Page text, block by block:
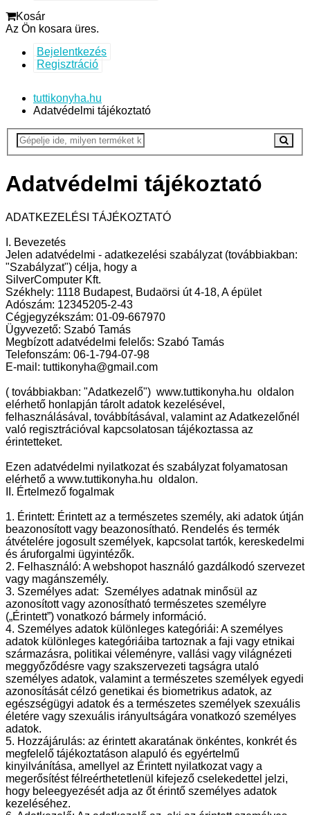
Kosár
Az Ön kosara üres.
Bejelentkezés
Regisztráció
tuttikonyha.hu
Adatvédelmi tájékoztató
Adatvédelmi tájékoztató
ADATKEZELÉSI TÁJÉKOZTATÓ
I. Bevezetés
Jelen adatvédelmi - adatkezelési szabályzat (továbbiakban:
"Szabályzat") célja, hogy a
SilverComputer Kft.
Székhely: 1118 Budapest, Budaörsi út 4-18, A épület
Adószám: 12345205-2-43
Cégjegyzékszám: 01-09-667970
Ügyvezető: Szabó Tamás
Megbízott adatvédelmi felelős: Szabó Tamás
Telefonszám: 06-1-794-07-98
E-mail: tuttikonyha@gmail.com
( továbbiakban: "Adatkezelő") www.tuttikonyha.hu oldalon
elérhető honlapján tárolt adatok kezelésével,
felhasználásával, továbbításával, valamint az Adatkezelőnél
való regisztrációval kapcsolatosan tájékoztassa az
érintetteket.
Ezen adatvédelmi nyilatkozat és szabályzat folyamatosan
elérhető a www.tuttikonyha.hu oldalon.
II. Értelmező fogalmak
1. Érintett: Érintett az a természetes személy, aki adatok útján
beazonosított vagy beazonosítható. Rendelés és termék
átvételére jogosult személyek, kapcsolat tartók, kereskedelmi
és áruforgalmi ügyintézők.
2. Felhasználó: A webshopot használó gazdálkodó szervezet
vagy magánszemély.
3. Személyes adat: Személyes adatnak minősül az
azonosított vagy azonosítható természetes személyre
(„Érintett”) vonatkozó bármely információ.
4. Személyes adatok különleges kategóriái: A személyes
adatok különleges kategóriáiba tartoznak a faji vagy etnikai
származásra, politikai véleményre, vallási vagy világnézeti
meggyőződésre vagy szakszervezeti tagságra utaló
személyes adatok, valamint a természetes személyek egyedi
azonosítását célzó genetikai és biometrikus adatok, az
egészségügyi adatok és a természetes személyek szexuális
életére vagy szexuális irányultságára vonatkozó személyes
adatok.
5. Hozzájárulás: az érintett akaratának önkéntes, konkrét és
megfelelő tájékoztatáson alapuló és egyértelmű
kinyilvánítása, amellyel az Érintett nyilatkozat vagy a
megerősítést félreérthetetlenül kifejező cselekedettel jelzi,
hogy beleegyezését adja az őt érintő személyes adatok
kezeléséhez.